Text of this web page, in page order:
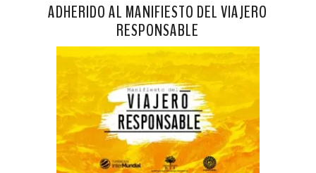
ADHERIDO AL MANIFIESTO DEL VIAJERO
RESPONSABLE